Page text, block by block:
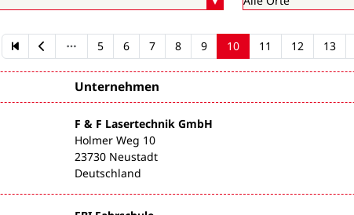
5 6 7 8 9 10 11 12 13
Unternehmen
F & F Lasertechnik GmbH
Holmer Weg 10
23730 Neustadt
Deutschland